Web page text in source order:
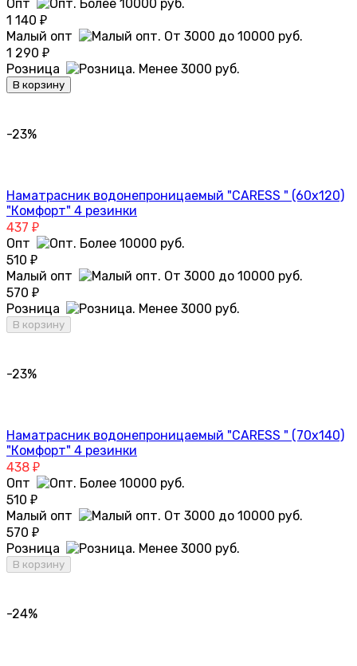
Опт
1 140 ₽
Малый опт
1 290 ₽
Розница
В корзину
-23%
Наматрасник водонепроницаемый "CARESS " (60х120)
"Комфорт" 4 резинки
437 ₽
Опт
510 ₽
Малый опт
570 ₽
Розница
В корзину
-23%
Наматрасник водонепроницаемый "CARESS " (70x140)
"Комфорт" 4 резинки
438 ₽
Опт
510 ₽
Малый опт
570 ₽
Розница
В корзину
-24%